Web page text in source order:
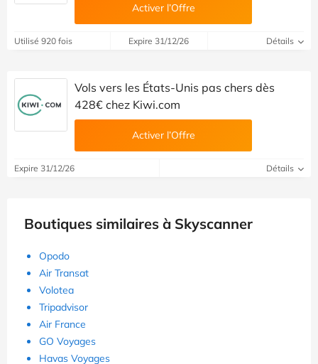
Activer l’Offre
Utilisé 920 fois Expire 31/12/26 Détails
Vols vers les États-Unis pas chers dès
428€ chez Kiwi.com
Activer l’Offre
Expire 31/12/26 Détails
Boutiques similaires à Skyscanner
Opodo
Air Transat
Volotea
Tripadvisor
Air France
GO Voyages
Havas Voyages